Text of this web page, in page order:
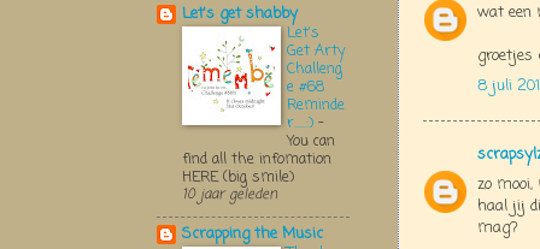
wat een
groetjes
8 juli
zo
haal jij
mag?
Let's get shabby
Let's
Get Arty
Challeng
e #68
Reminde
r.....:) -
You can
find all the infomation
HERE (big smile)
10 jaar geleden
Scrapping the Music